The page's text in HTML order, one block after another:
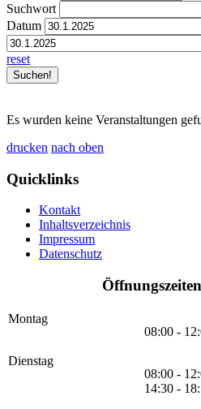
Suchwort
Datum
reset
Es wurden keine Veranstaltungen
drucken nach oben
Quicklinks
Kontakt
Inhaltsverzeichnis
Impressum
Datenschutz
Montag
08:00 -
Dienstag
08:00 -
14:30 -